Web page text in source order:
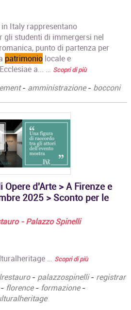
Italy rappresentano
gli studenti di immergersi nel
punto di partenza per
patrimonio locale e
a... … Scopri di più
- amministrazione- bocconi
d'Arte > A Firenze e
2025 > Sconto per le
- Palazzo Spinelli
… Scopri di più
- palazzospinelli- registrar
florence- formazione-